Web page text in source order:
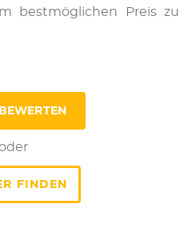
best­mög­li­chen Preis zu
FINDEN